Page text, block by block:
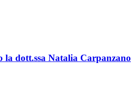
la dott.ssa Natalia Carpanzano